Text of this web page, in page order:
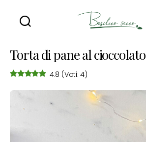
Torta di pane al cioccolato
4.8 (Voti: 4)